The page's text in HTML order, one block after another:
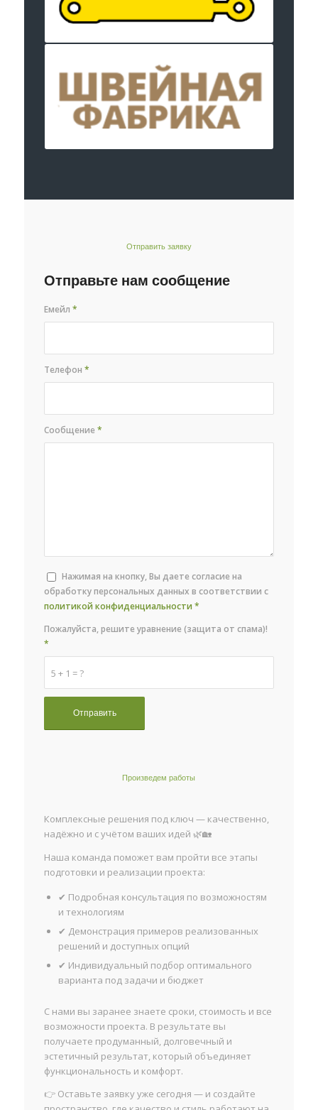
Отправить заявку
Отправьте нам сообщение
Емейл*
Телефон*
Сообщение*
Нажимая на кнопку, Вы даете согласие на
обработку персональных данных в соответствии с
политикой конфиденциальности *
5 + 1 = ?
Пожалуйста, решите уравнение (защита от спама)!
*
Произведем работы
Комплексные решения под ключ — качественно,
надёжно и с учётом ваших идей 🌿🏡
Наша команда поможет вам пройти все этапы
подготовки и реализации проекта:
✔ Подробная консультация по возможностям
и технологиям
✔ Демонстрация примеров реализованных
решений и доступных опций
✔ Индивидуальный подбор оптимального
варианта под задачи и бюджет
С нами вы заранее знаете сроки, стоимость и все
возможности проекта. В результате вы
получаете продуманный, долговечный и
эстетичный результат, который объединяет
функциональность и комфорт.
👉 Оставьте заявку уже сегодня — и создайте